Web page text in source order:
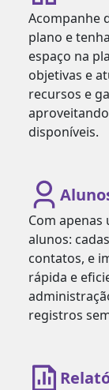
Acompanhe
plano e
espaço na
objetivas e
recursos e
disponíveis.
Com
alunos:
contatos, e
rápida e
registros